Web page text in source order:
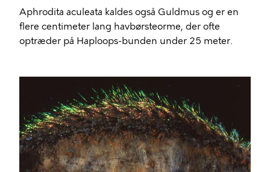
Aphrodita aculeata kaldes også Guldmus og er en
flere centimeter lang havbørsteorme, der ofte
optræder på Haploops-bunden under 25 meter.